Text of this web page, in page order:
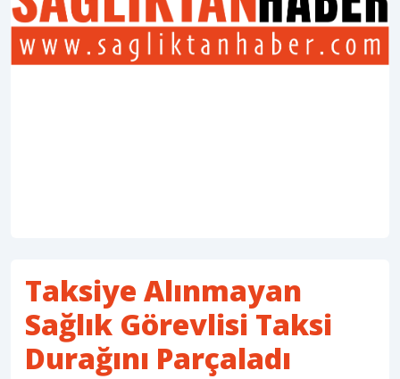
Taksiye Alınmayan
Sağlık Görevlisi Taksi
Durağını Parçaladı